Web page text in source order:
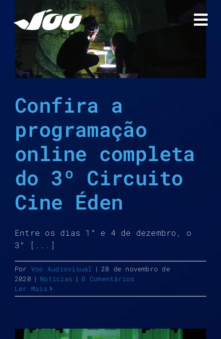
para
conteúdo
Confira a
programação
online completa
do 3º Circuito
Cine Éden
Entre os dias 1° e 4 de dezembro, o
3° [...]
Por Voo Audiovisual | 28 de novembro de
2020 | Notícias | 0 Comentários
Ler Mais